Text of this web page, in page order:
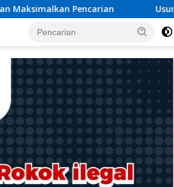
Usung Tema “A Drop of Blood, A